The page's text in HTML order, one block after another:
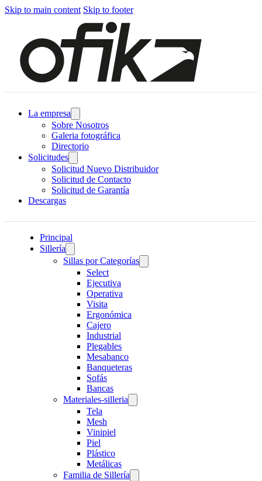
Skip to main content Skip to footer
La empresa
Sobre Nosotros
Galeria fotográfica
Directorio
Solicitudes
Solicitud Nuevo Distribuidor
Solicitud de Contacto
Solicitud de Garantía
Descargas
Principal
Sillería
Sillas por Categorías
Select
Ejecutiva
Operativa
Visita
Ergonómica
Cajero
Industrial
Plegables
Mesabanco
Banqueteras
Sofás
Bancas
Materiales-silleria
Tela
Mesh
Vinipiel
Piel
Plástico
Metálicas
Familia de Sillería